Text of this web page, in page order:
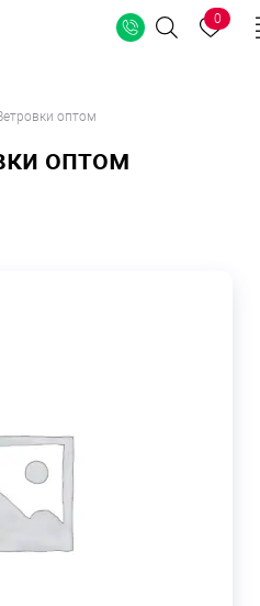
Поиск
0
оптом
оптом